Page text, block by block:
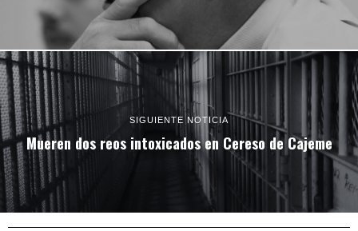
SIGUIENTE NOTICIA
Mueren dos reos intoxicados en Cereso de Cajeme